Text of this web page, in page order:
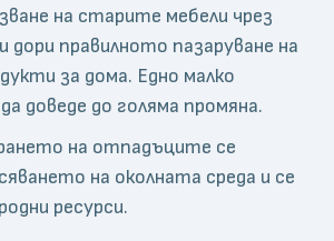
на старите мебели чрез
дори правилното пазаруване на
за дома. Едно малко
доведе до голяма промяна.
на отпадъците се
на околната среда и се
ресурси.